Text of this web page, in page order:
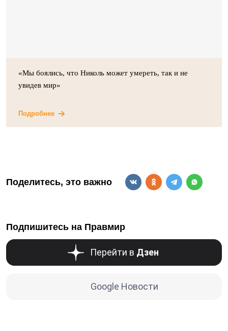
«Мы боялись, что Николь может умереть, так и не
увидев мир»
Подробнее
Поделитесь, это важно
Подпишитесь на Правмир
Перейти в Дзен
Google Новости